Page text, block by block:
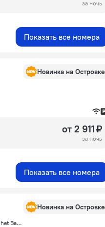
за ночь
Показать все номера
Новинка на Островке
от 2 911 ₽
за ночь
Показать все номера
76 Soi Paholyothin 57 yek4 keang Anusawaree Khet Bangken, Бангкок
Новинка на Островке